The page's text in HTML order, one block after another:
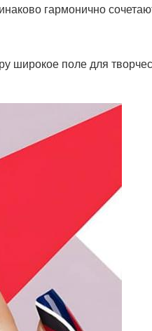
гармонично
широкое поле для